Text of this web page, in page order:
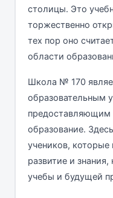
столицы. Это
торжественно
тех пор оно
области
Школа № 170
образовательным
предоставляющим
образование.
учеников, которые
развитие и
учебы и будущей